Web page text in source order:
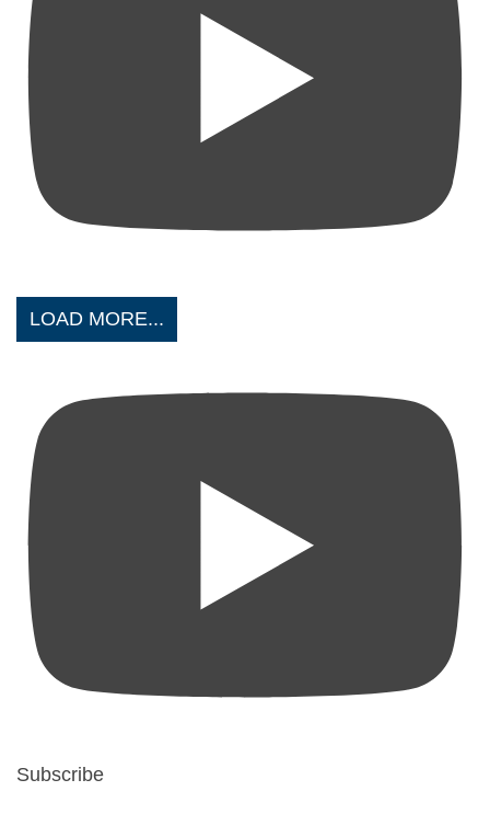
LOAD MORE...
Subscribe